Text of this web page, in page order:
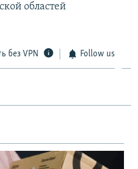
областей
без VPN Follow us